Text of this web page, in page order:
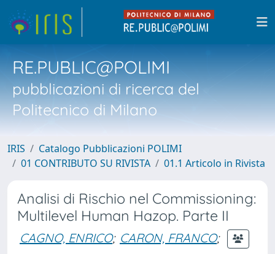
RE.PUBLIC@POLIMI
pubblicazioni di ricerca del
Politecnico di Milano
IRIS
Catalogo Pubblicazioni POLIMI
01 CONTRIBUTO SU RIVISTA
01.1 Articolo in Rivista
Analisi di Rischio nel Commissioning:
Multilevel Human Hazop. Parte II
CAGNO, ENRICO; CARON, FRANCO;